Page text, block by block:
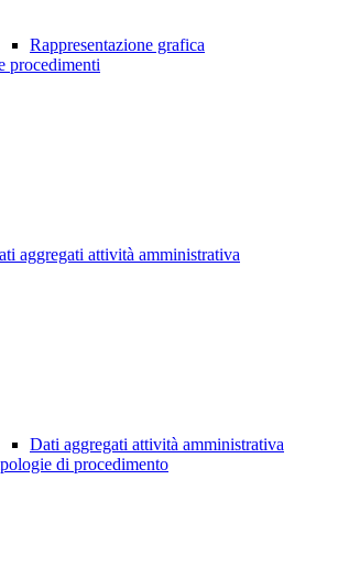
Rappresentazione grafica
procedimenti
aggregati attività amministrativa
Dati aggregati attività amministrativa
di procedimento